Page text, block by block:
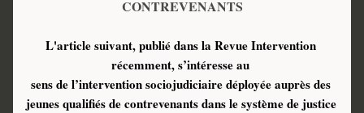
CONTREVENANTS
L'article suivant, publié dans la Revue Intervention
récemment, s’intéresse au
sens de l’intervention sociojudiciaire déployée auprès des
jeunes qualifiés de contrevenants dans le système de justice